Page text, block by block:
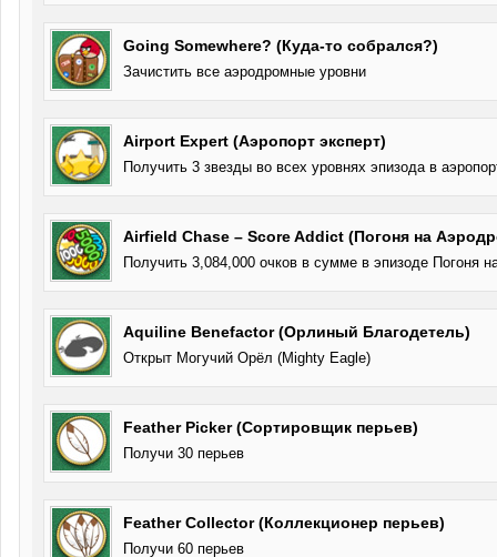
Going Somewhere? (Куда-то собрался?)
Зачистить все аэродромные уровни
Airport Expert (Аэропорт эксперт)
Получить 3 звезды во всех уровнях эпизода в
Airfield Chase – Score Addict (Погоня на
Получить 3,084,000 очков в сумме в эпизоде Погоня
Aquiline Benefactor (Орлиный Благодетель)
Открыт Могучий Орёл (Mighty Eagle)
Feather Picker (Сортировщик перьев)
Получи 30 перьев
Feather Collector (Коллекционер перьев)
Получи 60 перьев